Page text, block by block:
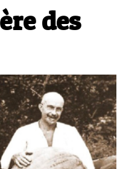
des